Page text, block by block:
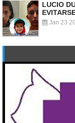
LUCIO
Jan 23